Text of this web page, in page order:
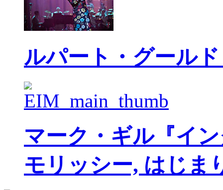
ルパート・グール
マーク・ギル『イ
モリッシー, はじま